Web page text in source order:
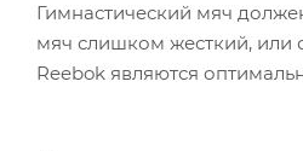
Гимнастический мяч
мяч слишком жесткий,
Reebok являются